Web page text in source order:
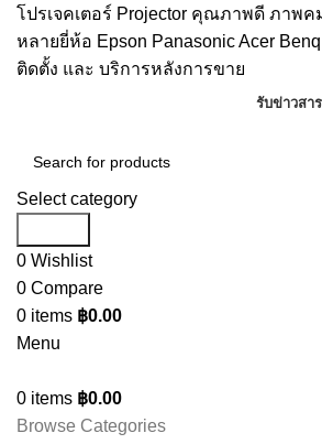
โปรเจคเตอร์ Projector คุณภาพดี ภาพ
หลายยี่ห้อ Epson Panasonic Acer
ติดตั้ง และ บริการหลังการขาย
รับข่าวสาร
Select category
0 Wishlist
0 Compare
0 items ฿0.00
Menu
0 items ฿0.00
Browse Categories